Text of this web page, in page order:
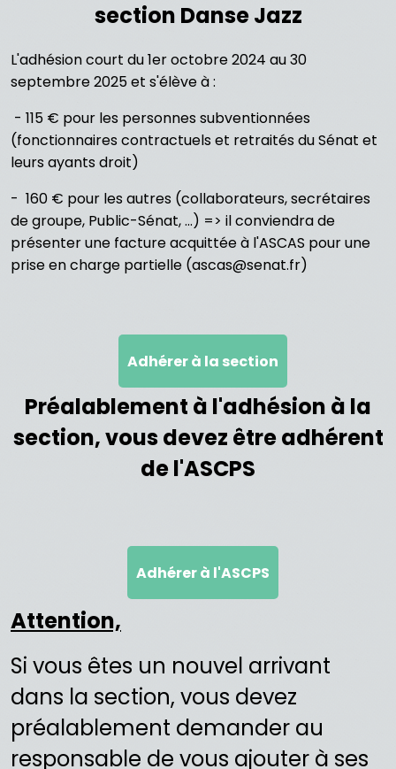
section Danse Jazz
L'adhésion court du 1er octobre 2024 au 30
septembre 2025 et s'élève à :
- 115 € pour les personnes subventionnées
(fonctionnaires contractuels et retraités du Sénat et
leurs ayants droit)
- 160 € pour les autres (collaborateurs, secrétaires
de groupe, Public-Sénat, ...) => il conviendra de
présenter une facture acquittée à l'ASCAS pour une
prise en charge partielle (ascas@senat.fr)
Adhérer à la section
Préalablement à l'adhésion à la
section, vous devez être adhérent
de l'ASCPS
Adhérer à l'ASCPS
Attention,
Si vous êtes un nouvel arrivant
dans la section, vous devez
préalablement demander au
responsable de vous ajouter à ses